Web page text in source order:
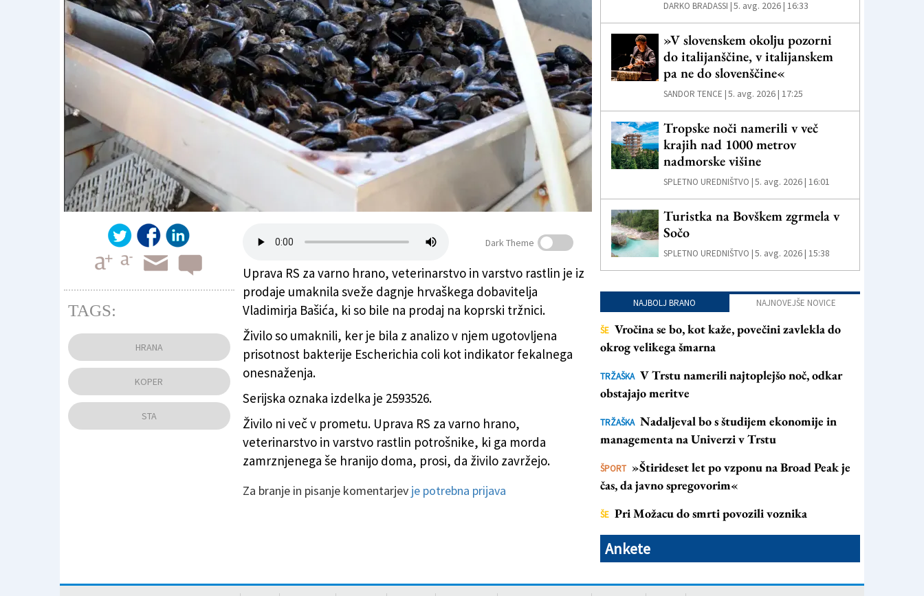
Fotografija je simbolična (PRIMORSKE NOVICE/GREGOR MEZGEC)
Dark Theme
Uprava RS za varno hrano, veterinarstvo in varstvo rastlin je iz
prodaje umaknila sveže dagnje hrvaškega dobavitelja
Vladimirja Bašića, ki so bile na prodaj na koprski tržnici.
Živilo so umaknili, ker je bila z analizo v njem ugotovljena
prisotnost bakterije Escherichia coli kot indikator fekalnega
onesnaženja.
Serijska oznaka izdelka je 2593526.
Živilo ni več v prometu. Uprava RS za varno hrano,
veterinarstvo in varstvo rastlin potrošnike, ki ga morda
zamrznjenega še hranijo doma, prosi, da živilo zavržejo.
Za branje in pisanje komentarjev je potrebna prijava
TAGS:
HRANA
KOPER
STA
DARKO BRADASSI |5. avg. 2026 | 16:33
»V slovenskem okolju pozorni
do italijanščine, v italijanskem
pa ne do slovenščine«
SANDOR TENCE |5. avg. 2026 | 17:25
Tropske noči namerili v več
krajih nad 1000 metrov
nadmorske višine
SPLETNO UREDNIŠTVO |5. avg. 2026 | 16:01
Turistka na Bovškem zgrmela v
Sočo
SPLETNO UREDNIŠTVO |5. avg. 2026 | 15:38
NAJBOLJ BRANO NAJNOVEJŠE NOVICE
ŠE Vročina se bo, kot kaže, povečini zavlekla do
okrog velikega šmarna
TRŽAŠKA V Trstu namerili najtoplejšo noč, odkar
obstajajo meritve
TRŽAŠKA Nadaljeval bo s študijem ekonomije in
managementa na Univerzi v Trstu
ŠPORT »Štirideset let po vzponu na Broad Peak je
čas, da javno spregovorim«
ŠE Pri Možacu do smrti povozili voznika
Ankete